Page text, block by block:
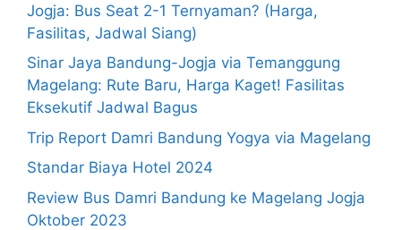
Jogja: Bus Seat 2-1 Ternyaman? (Harga,
Fasilitas, Jadwal Siang)
Sinar Jaya Bandung-Jogja via Temanggung
Magelang: Rute Baru, Harga Kaget! Fasilitas
Eksekutif Jadwal Bagus
Trip Report Damri Bandung Yogya via Magelang
Standar Biaya Hotel 2024
Review Bus Damri Bandung ke Magelang Jogja
Oktober 2023